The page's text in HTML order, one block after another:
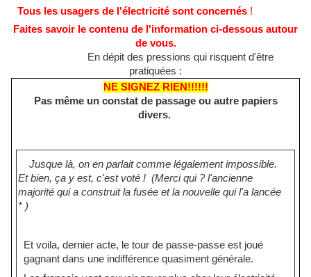
Tous les usagers de l'électricité sont concernés !
Faites savoir le contenu de l'information ci-dessous autour
de vous.
En dépit des pressions qui risquent d'être
pratiquées :
NE SIGNEZ RIEN!!!!!!
Pas même un constat de passage ou autre papiers
divers.
Jusque là, on en parlait comme légalement impossible.
Et bien, ça y est, c'est voté ! (Merci qui ? l'ancienne
majorité qui a construit la fusée et la nouvelle qui l'a lancée
* )
Et voila, dernier acte, le tour de passe-passe est joué
gagnant dans une indifférence quasiment générale.